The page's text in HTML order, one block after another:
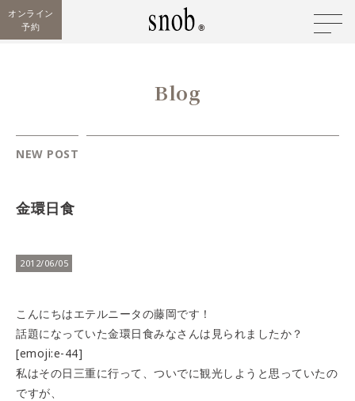
オンライン
予約
Blog
NEW POST
金環日食
2012/06/05
こんにちはエテルニータの藤岡です！
話題になっていた金環日食みなさんは見られましたか？
[emoji:e-44]
私はその日三重に行って、ついでに観光しようと思っていたの
ですが、